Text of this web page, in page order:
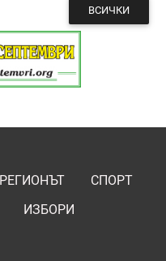
ВСИЧКИ
РЕГИОНЪТ
СПОРТ
ИЗБОРИ